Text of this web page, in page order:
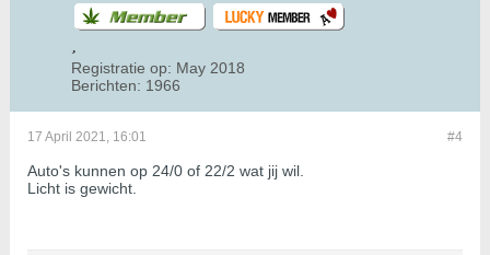
Registratie op: May 2018
Berichten: 1966
#4
17 April 2021, 16:01
Auto's kunnen op 24/0 of 22/2 wat jij wil.
​​Licht is gewicht.